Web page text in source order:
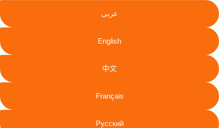
عربى
English
中文
Français
Русский